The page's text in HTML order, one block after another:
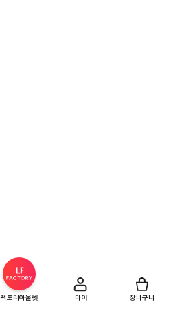
팩토리아울렛 마이 장바구니